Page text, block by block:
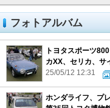
フォトアルバム
トヨタスポーツ
カXX、セリカ、サ
25/05/12 12:31
ホンダライフ、プ